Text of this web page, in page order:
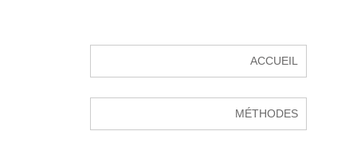
ACCUEIL
MÉTHODES